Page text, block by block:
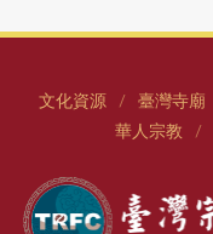
文化資源 / 臺灣寺廟
華人宗教 /